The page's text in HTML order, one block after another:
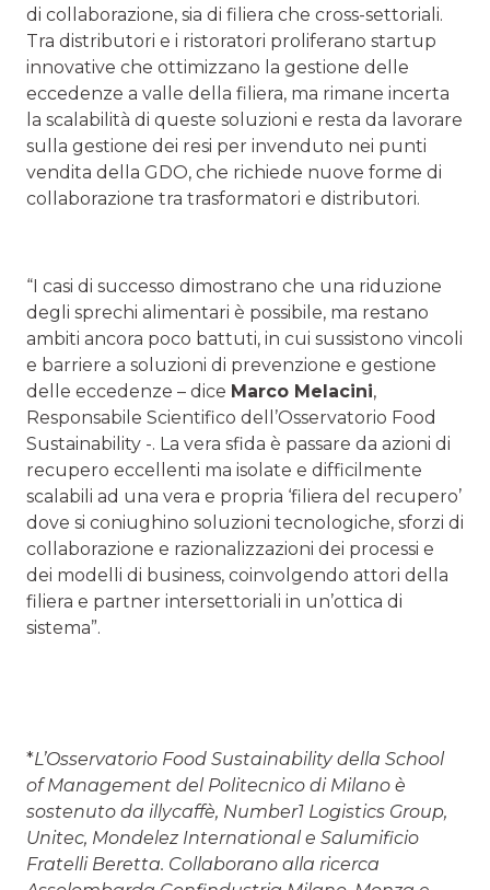
di collaborazione, sia di filiera che cross-settoriali.
Tra distributori e i ristoratori proliferano startup
innovative che ottimizzano la gestione delle
eccedenze a valle della filiera, ma rimane incerta
la scalabilità di queste soluzioni e resta da lavorare
sulla gestione dei resi per invenduto nei punti
vendita della GDO, che richiede nuove forme di
collaborazione tra trasformatori e distributori.
“I casi di successo dimostrano che una riduzione
degli sprechi alimentari è possibile, ma restano
ambiti ancora poco battuti, in cui sussistono vincoli
e barriere a soluzioni di prevenzione e gestione
delle eccedenze – dice Marco Melacini,
Responsabile Scientifico dell’Osservatorio Food
Sustainability -. La vera sfida è passare da azioni di
recupero eccellenti ma isolate e difficilmente
scalabili ad una vera e propria ‘filiera del recupero’
dove si coniughino soluzioni tecnologiche, sforzi di
collaborazione e razionalizzazioni dei processi e
dei modelli di business, coinvolgendo attori della
filiera e partner intersettoriali in un’ottica di
sistema”.
*L’Osservatorio Food Sustainability della School
of Management del Politecnico di Milano è
sostenuto da illycaffè, Number1 Logistics Group,
Unitec, Mondelez International e Salumificio
Fratelli Beretta. Collaborano alla ricerca